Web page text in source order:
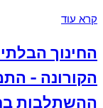
קרא עוד
החינוך
הקורונה -
ההשתלבות